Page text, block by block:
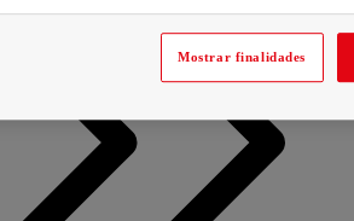
Mostrar finalidades